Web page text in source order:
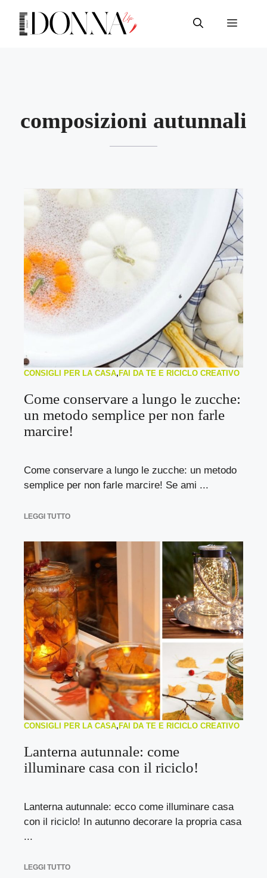
contenuto
Menu
composizioni autunnali
CONSIGLI PER LA CASA, FAI DA TE E RICICLO CREATIVO
Come conservare a lungo le zucche:
un metodo semplice per non farle
marcire!
Come conservare a lungo le zucche: un metodo
semplice per non farle marcire! Se ami ...
LEGGI TUTTO
CONSIGLI PER LA CASA,FAI DA TE E RICICLO CREATIVO
Lanterna autunnale: come
illuminare casa con il riciclo!
Lanterna autunnale: ecco come illuminare casa
con il riciclo! In autunno decorare la propria casa
...
LEGGI TUTTO